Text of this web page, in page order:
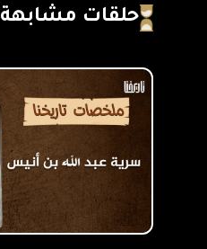
حلقات مشابهة